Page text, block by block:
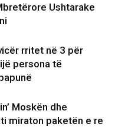
Ushtarake
rritet në 3 për
persona të
Moskën dhe
miraton paketën e re